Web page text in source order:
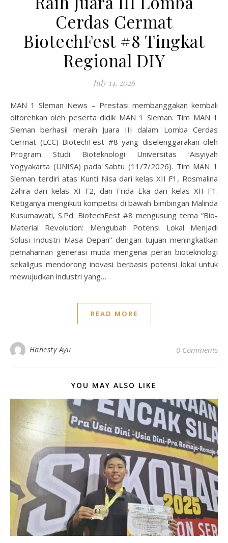
Cerdas Cermat
BiotechFest #8 Tingkat
Regional DIY
July 14, 2026
MAN 1 Sleman News – Prestasi membanggakan kembali
ditorehkan oleh peserta didik MAN 1 Sleman. Tim MAN 1
Sleman berhasil meraih Juara III dalam Lomba Cerdas
Cermat (LCC) BiotechFest #8 yang diselenggarakan oleh
Program Studi Bioteknologi Universitas ‘Aisyiyah
Yogyakarta (UNISA) pada Sabtu (11/7/2026). Tim MAN 1
Sleman terdiri atas Kunti Nisa dari kelas XII F1, Rosmalina
Zahra dari kelas XI F2, dan Frida Eka dari kelas XII F1.
Ketiganya mengikuti kompetisi di bawah bimbingan Malinda
Kusumawati, S.Pd. BiotechFest #8 mengusung tema “Bio-
Material Revolution: Mengubah Potensi Lokal Menjadi
Solusi Industri Masa Depan” dengan tujuan meningkatkan
pemahaman generasi muda mengenai peran bioteknologi
sekaligus mendorong inovasi berbasis potensi lokal untuk
mewujudkan industri yang…
READ MORE
Hanesty Ayu 0 Comments
YOU MAY ALSO LIKE